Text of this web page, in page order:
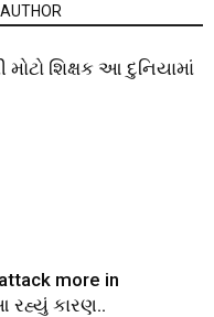
શિક્ષક આ દુનિયામાં
more in
રહ્યું કારણ..